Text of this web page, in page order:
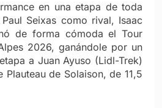
en una etapa de toda
Seixas como rival, Isaac
de forma cómoda el Tour
2026, ganándole por un
a Juan Ayuso (Lidl-Trek)
de Solaison, de 11,5